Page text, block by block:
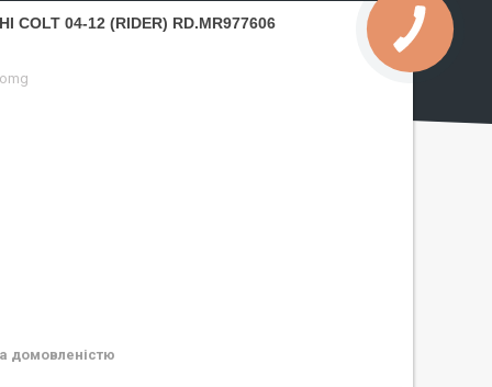
04-12 (RIDER) RD.MR977606
домовленістю